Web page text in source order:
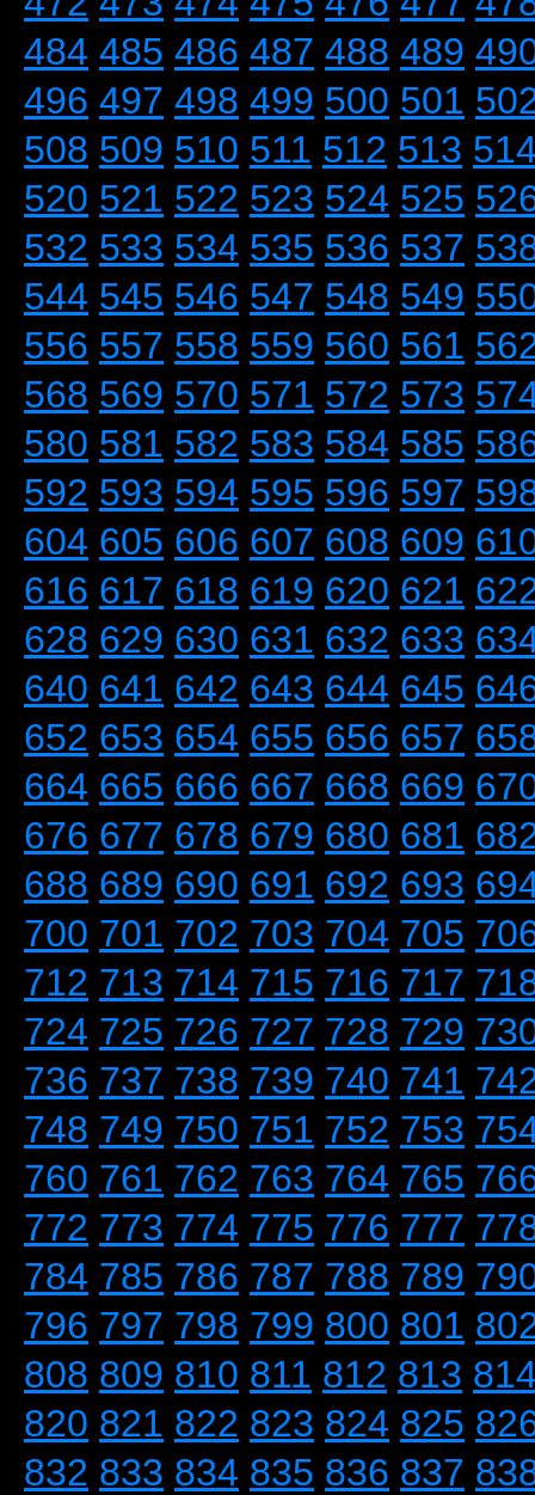
484 485 486 487 488 489
496 497 498 499 500 501
508 509 510 511 512 513
520 521 522 523 524 525
532 533 534 535 536 537
544 545 546 547 548 549
556 557 558 559 560 561
568 569 570 571 572 573
580 581 582 583 584 585
592 593 594 595 596 597
604 605 606 607 608 609
616 617 618 619 620 621
628 629 630 631 632 633
640 641 642 643 644 645
652 653 654 655 656 657
664 665 666 667 668 669
676 677 678 679 680 681
688 689 690 691 692 693
700 701 702 703 704 705
712 713 714 715 716 717
724 725 726 727 728 729
736 737 738 739 740 741
748 749 750 751 752 753
760 761 762 763 764 765
772 773 774 775 776 777
784 785 786 787 788 789
796 797 798 799 800 801
808 809 810 811 812 813
820 821 822 823 824 825
832 833 834 835 836 837